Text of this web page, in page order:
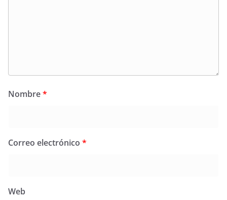
Nombre*
Correo electrónico *
Web